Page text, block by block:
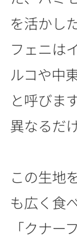
を活かし
フェニは
ルコや中
と呼びま
異なるだ
この生地
も広く食
「クナ